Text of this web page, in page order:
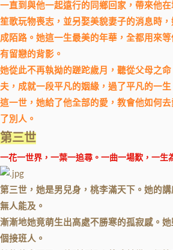
一直到與他一起遠行的同鄉回家，帶來他
笙歌玩物喪志，並另娶美貌妻子的消息時
成陌路。她這一生最美的年華，全都用來
有留戀的背影。
她從此不再執拗的蹉跎歲月，聽從父母之
夫，成就一段平凡的姻緣，過了平凡的一生
這一世，她給了他全部的愛，教會他如何
了別人。
第三世
一花一世界，一葉一追尋。一曲一場歎，一生
第三世，她是男兒身，桃李滿天下。她的
無人能及。
漸漸地她竟萌生出高處不勝寒的孤寂感。
個接班人。